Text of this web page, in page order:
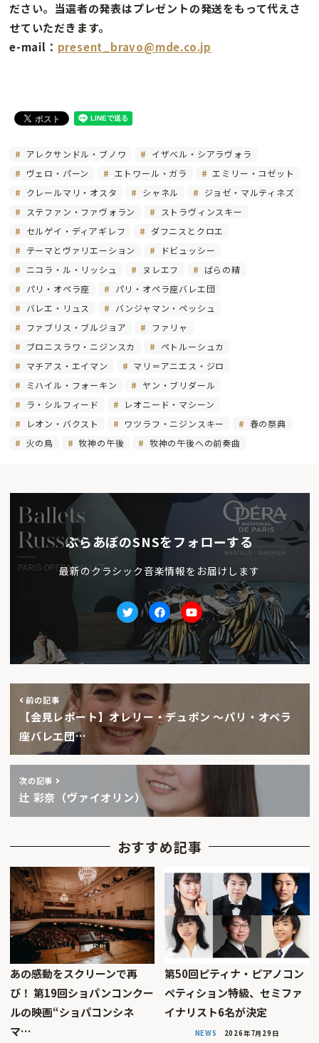
ださい。当選者の発表はプレゼントの発送をもって代えさ
せていただきます。
e-mail： present_bravo@mde.co.jp
アレクサンドル・ブノワ
イザベル・シアラヴォラ
ヴェロ・パーン
エトワール・ガラ
エミリー・コゼット
クレールマリ・オスタ
シャネル
ジョゼ・マルティネズ
ステファン・ファヴォラン
ストラヴィンスキー
セルゲイ・ディアギレフ
ダフニスとクロエ
テーマとヴァリエーション
ドビュッシー
ニコラ・ル・リッシュ
ヌレエフ
ばらの精
パリ・オペラ座
パリ・オペラ座バレエ団
バレエ・リュス
バンジャマン・ペッシュ
ファブリス・ブルジョア
ファリャ
ブロニスラワ・ニジンスカ
ペトルーシュカ
マチアス・エイマン
マリ＝アニエス・ジロ
ミハイル・フォーキン
ヤン・ブリダール
ラ・シルフィード
レオニード・マシーン
レオン・バクスト
ワツラフ・ニジンスキー
春の祭典
火の鳥
牧神の午後 牧神の午後への前奏曲
ぶらあぼのSNSをフォローする
最新のクラシック音楽情報をお届けします
TwitterfacebookYoutube
前の記事
【会見レポート】オレリー・デュポン 〜パリ・オペラ
座バレエ団…
次の記事
辻 彩奈（ヴァイオリン）
おすすめ記事
あの感動をスクリーンで再
び！ 第19回ショパンコンクー
ルの映画“ショパコンシネ
マ…
第50回ピティナ・ピアノコン
ペティション特級、セミファ
イナリスト6名が決定
NEWS 2026年7月29日